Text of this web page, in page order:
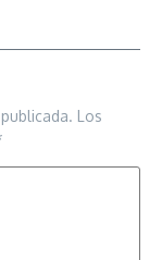
Los